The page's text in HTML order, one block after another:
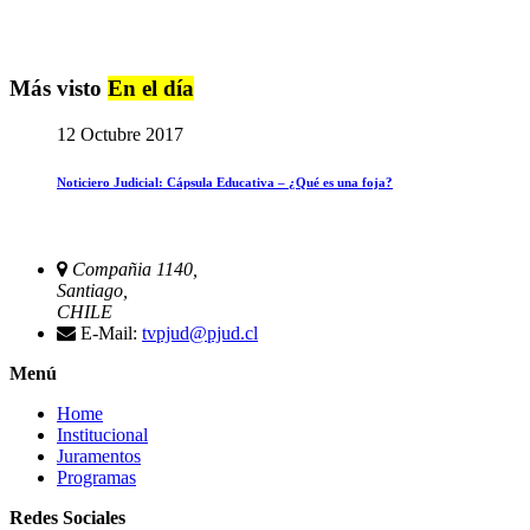
Más visto En el día
12 Octubre 2017
Noticiero Judicial: Cápsula Educativa – ¿Qué es una foja?
Compañia 1140,
Santiago,
CHILE
E-Mail: tvpjud@pjud.cl
Menú
Home
Institucional
Juramentos
Programas
Redes Sociales